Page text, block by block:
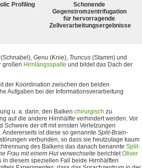
Profiling
Schonende
Gegenstromzentrifugation
für hervorragende
Zellverarbeitungsergebnisse
(Schnabel), Genu (Knie), Truncus (Stamm) und
großen Hirnlängsspalte und bildet das Dach der
der Koordination zwischen den beiden
Aufgaben bei der Informationsverarbeitung
u. a. darin, den Balken chirurgisch zu
auf die andere Hirnhälfte verhindert werden. Vor
der oft mit ernsten Verletzungen
ist diese so genannte Split-Brain-
verbunden, so dass sie heutzutage kaum
des Balkens das danach benannte Split-
Frau mit einem Hut verwechselte berichtetOliver
diesem speziellen Fall beide Hirnhälften